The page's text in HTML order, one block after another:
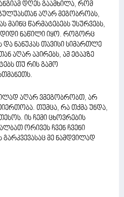
დღეს გაამხილა, რომ
გულუასთან აღარ მეგობრობს,
მაინც წარმატებებს უსურვებს,
დიდი ნაწილი იყო. როგორც
და ნანუკას თავისი სიმართლე
აღარ აპირებს, ამ ეტაპზე
თუ რის გამო
აღარ ვმეგობრობთ, არ
თუმცა, რა თქმა უნდა,
ის ჩემი ცხოვრების
ორივეს ჩვენ ჩვენი
მე ნამდვილად